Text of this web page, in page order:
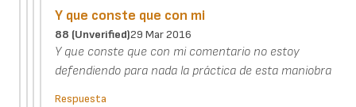
Y que conste que con mi
88 (unverified)29 Mar 2016
Y que conste que con mi comentario no estoy
defendiendo para nada la práctica de esta maniobra
Respuesta